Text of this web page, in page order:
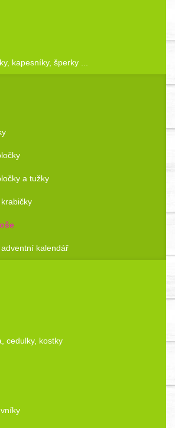
kapesníky, šperky ...
a tužky
kalendář
cedulky, kostky